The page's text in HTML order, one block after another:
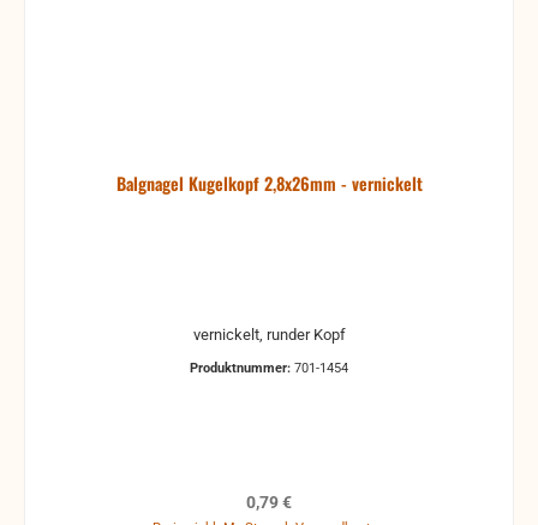
Balgnagel Kugelkopf 2,8x26mm - vernickelt
vernickelt, runder Kopf
Produktnummer: 701-1454
Regulärer Preis:
0,79 €